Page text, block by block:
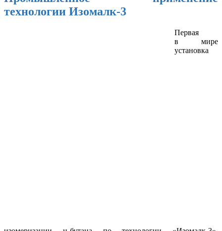
технологии Изомалк-3
Первая
в мире
установка